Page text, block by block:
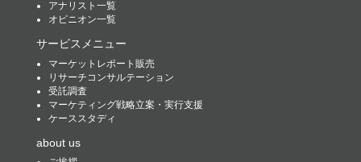
アナリスト一覧
オピニオン一覧
サービスメニュー
マーケットレポート販売
リサーチコンサルテーション
受託調査
マーケティング戦略立案・実行支援
ケーススタディ
about us